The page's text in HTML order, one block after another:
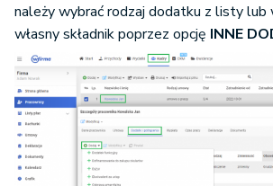
należy wybrać rodzaj dodatku z listy lub
własny składnik poprzez opcję INNE